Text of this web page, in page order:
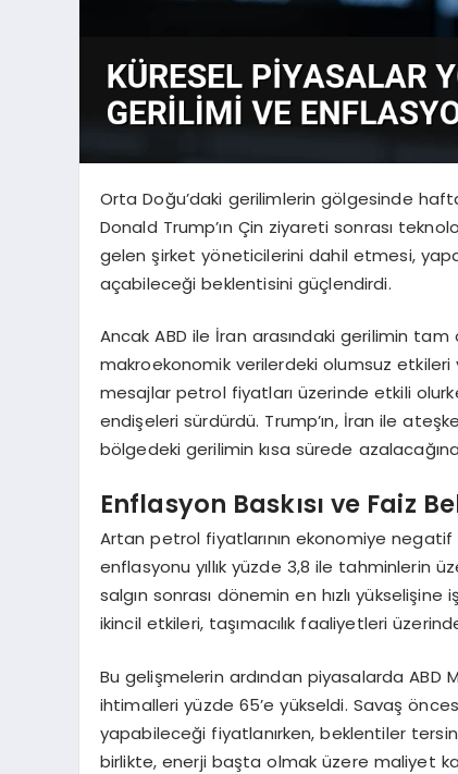
Orta Doğu’daki gerilimlerin gölgesinde
Donald Trump’ın Çin ziyareti sonrası
gelen şirket yöneticilerini dahil etmesi,
açabileceği beklentisini güçlendirdi.
Ancak ABD ile İran arasındaki gerilimin
makroekonomik verilerdeki olumsuz etkileri
mesajlar petrol fiyatları üzerinde etkili
endişeleri sürdürdü. Trump’ın, İran ile
bölgedeki gerilimin kısa sürede
Enflasyon Baskısı ve Faiz
Artan petrol fiyatlarının ekonomiye negatif
enflasyonu yıllık yüzde 3,8 ile tahminlerin
salgın sonrası dönemin en hızlı
ikincil etkileri, taşımacılık faaliyetleri
Bu gelişmelerin ardından piyasalarda ABD
ihtimalleri yüzde 65’e yükseldi. Savaş
yapabileceği fiyatlanırken, beklentiler
birlikte, enerji başta olmak üzere maliyet